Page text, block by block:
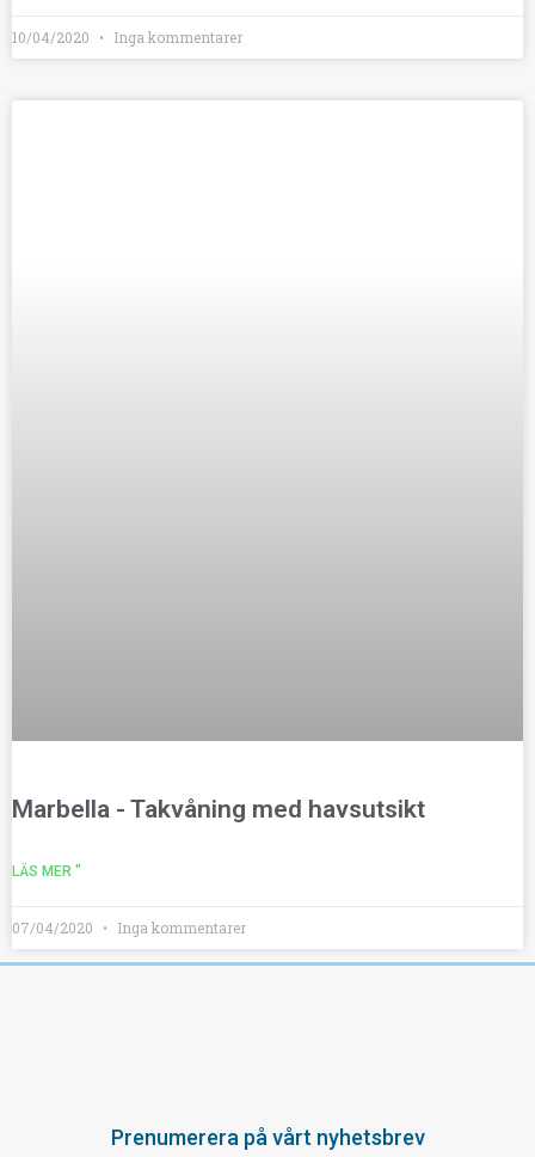
10/04/2020 Inga kommentarer
Marbella - Takvåning med havsutsikt
LÄS MER "
07/04/2020 Inga kommentarer
Prenumerera på vårt nyhetsbrev